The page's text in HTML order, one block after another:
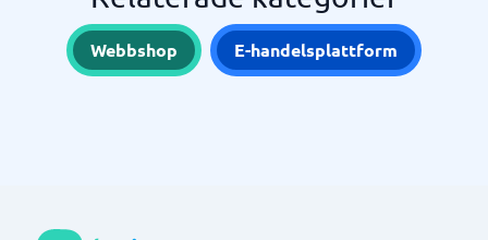
Webbshop E-handelsplattform